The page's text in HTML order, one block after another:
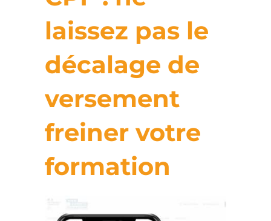
laissez pas le
décalage de
versement
freiner votre
formation